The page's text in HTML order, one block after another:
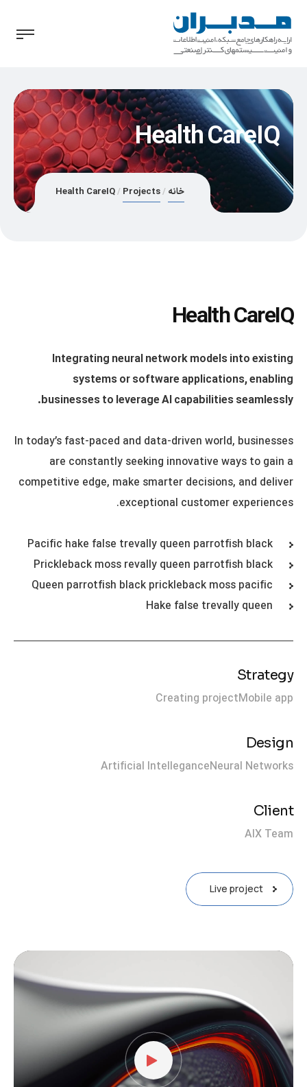
Health CareIQ
خانه Projects
Health CareIQ
نمایشگر
Health CareIQ
Integrating neural network models into existing
systems or software applications, enabling
businesses to leverage AI capabilities seamlessly.
In today’s fast-paced and data-driven world, businesses
are constantly seeking innovative ways to gain a
competitive edge, make smarter decisions, and deliver
exceptional customer experiences.
Pacific hake false trevally queen parrotfish black
Prickleback moss revally queen parrotfish black
Queen parrotfish black prickleback moss pacific
Hake false trevally queen
Strategy
Creating projectMobile app
Design
Artificial IntelleganceNeural Networks
Client
AIX Team
Live project